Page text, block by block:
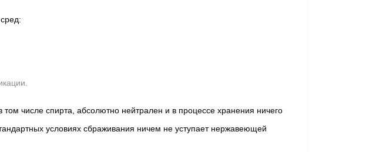
числе спирта, абсолютно нейтрален и в процессе хранения ничего
условиях сбраживания ничем не уступает нержавеющей